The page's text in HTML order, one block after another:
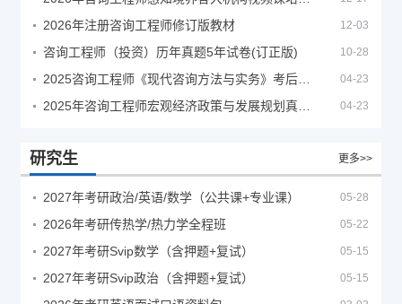
2026年注册咨询工程师修订版教材 12-03
咨询工程师（投资）历年真题5年试卷(订正版) 10-28
04-23
04-23
研究生 更多>>
2027年考研政治/英语/数学（公共课+专业课） 05-28
2026年考研传热学/热力学全程班 05-22
2027年考研Svip数学（含押题+复试） 05-15
2027年考研Svip政治（含押题+复试） 05-15